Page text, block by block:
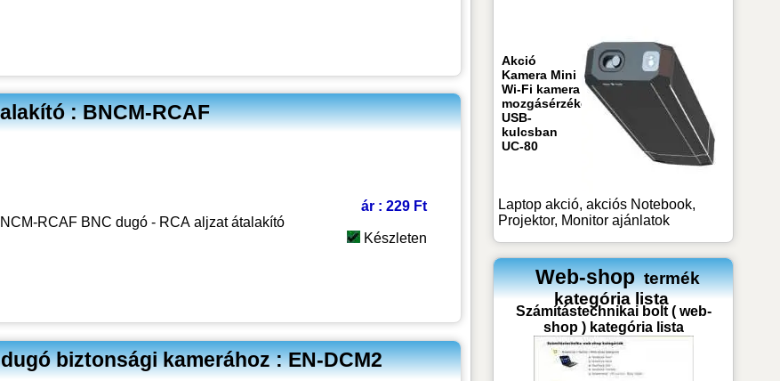
: BNCM-RCAF
RCAF BNC dugó - RCA aljzat átalakító
ár : 229 Ft
Készleten
biztonsági kamerához : EN-DCM2
Akció
Kamera Mini
Wi-Fi kamera
mozgásérzékeléssel
USB-
kulcsban
UC-80
Laptop akció, akciós Notebook,
Projektor, Monitor ajánlatok
Web-shop termék
kategória lista
Számítástechnikai bolt ( web-
shop ) kategória lista